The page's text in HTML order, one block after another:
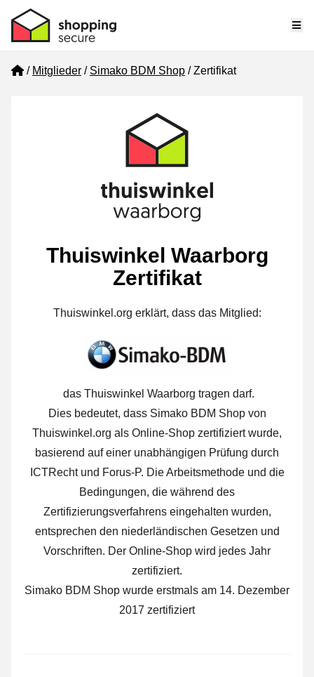
Home
Mitglieder Simako BDM Shop Zertifikat
Thuiswinkel Waarborg
Zertifikat
Thuiswinkel.org erklärt, dass das Mitglied:
das Thuiswinkel Waarborg tragen darf.
Dies bedeutet, dass Simako BDM Shop von
Thuiswinkel.org als Online-Shop zertifiziert wurde,
basierend auf einer unabhängigen Prüfung durch
ICTRecht und Forus-P. Die Arbeitsmethode und die
Bedingungen, die während des
Zertifizierungsverfahrens eingehalten wurden,
entsprechen den niederländischen Gesetzen und
Vorschriften. Der Online-Shop wird jedes Jahr
zertifiziert.
Simako BDM Shop wurde erstmals am 14. Dezember
2017 zertifiziert